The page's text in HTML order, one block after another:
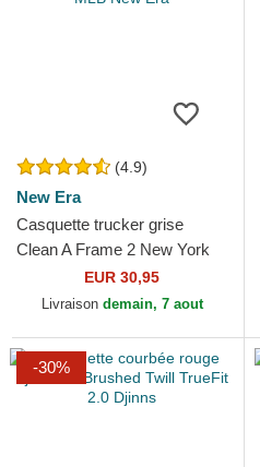
(4.9)
New Era
Casquette trucker grise
Clean A Frame 2 New York
Yankees MLB New Era
EUR 30,95
Livraison demain, 7 aout
-30%